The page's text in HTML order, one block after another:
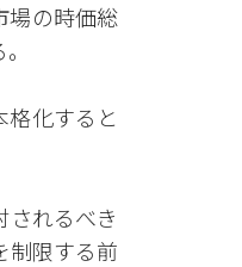
場の時価総
化すると
れるべき
制限する前